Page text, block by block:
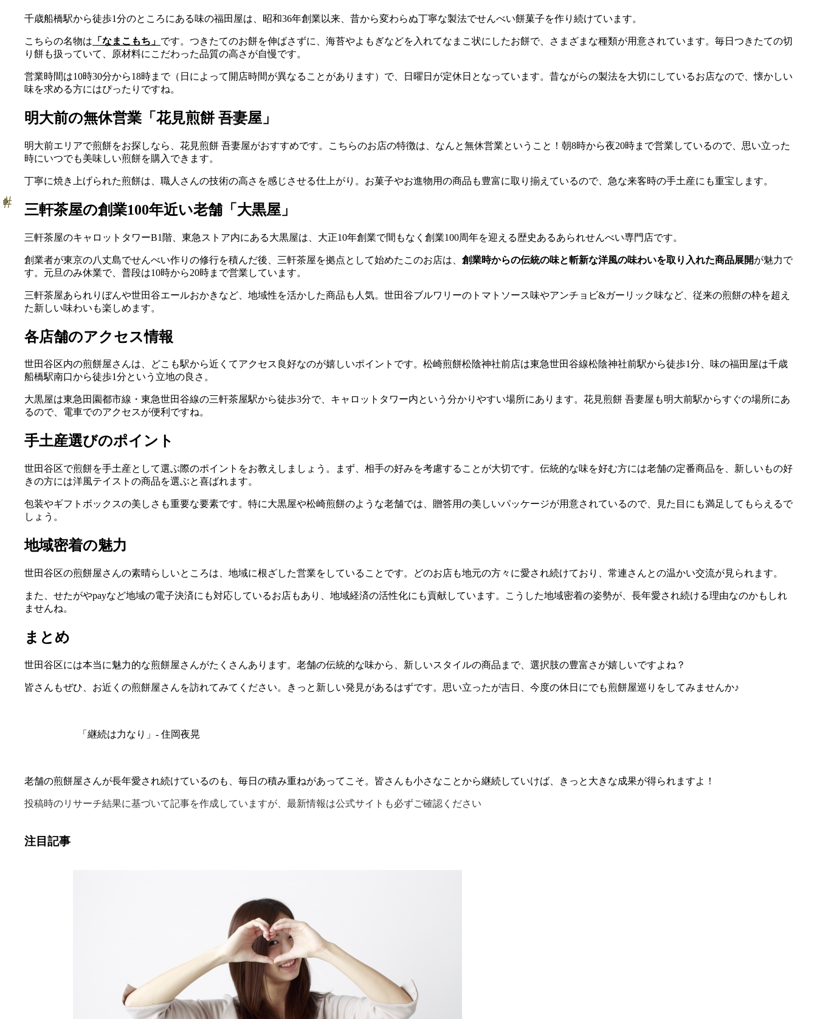
千歳船橋駅から徒歩1分のところにある味の福田屋は、昭和36年創業以来、昔から変わらぬ丁寧な製法でせんべい餅菓子を作り続けています。
こちらの名物は 「なまこもち」 です。つきたてのお餅を伸ばさずに、海苔やよもぎなどを入れてなまこ状にしたお餅で、さまざまな種類が用意されています。毎日つきたての切
り餅も扱っていて、原材料にこだわった品質の高さが自慢です。
営業時間は10時30分から18時まで（日によって開店時間が異なることがあります）で、日曜日が定休日となっています。昔ながらの製法を大切にしているお店なので、懐かしい
味を求める方にはぴったりですね。
明大前の無休営業「花見煎餅 吾妻屋」
明大前エリアで煎餅をお探しなら、花見煎餅 吾妻屋がおすすめです。こちらのお店の特徴は、なんと無休営業ということ！朝8時から夜20時まで営業しているので、思い立った
時にいつでも美味しい煎餅を購入できます。
丁寧に焼き上げられた煎餅は、職人さんの技術の高さを感じさせる仕上がり。お菓子やお進物用の商品も豊富に取り揃えているので、急な来客時の手土産にも重宝します。
三軒茶屋の創業100年近い老舗「大黒屋」
三軒茶屋のキャロットタワーB1階、東急ストア内にある大黒屋は、大正10年創業で間もなく創業100周年を迎える歴史あるあられせんべい専門店です。
創業者が東京の八丈島でせんべい作りの修行を積んだ後、三軒茶屋を拠点として始めたこのお店は、 創業時からの伝統の味と斬新な洋風の味わいを取り入れた商品展開が魅力で
す。元旦のみ休業で、普段は10時から20時まで営業しています。
三軒茶屋あられりぼんや世田谷エールおかきなど、地域性を活かした商品も人気。世田谷ブルワリーのトマトソース味やアンチョビ&ガーリック味など、従来の煎餅の枠を超え
た新しい味わいも楽しめます。
各店舗のアクセス情報
世田谷区内の煎餅屋さんは、どこも駅から近くてアクセス良好なのが嬉しいポイントです。松崎煎餅松陰神社前店は東急世田谷線松陰神社前駅から徒歩1分、味の福田屋は千歳
船橋駅南口から徒歩1分という立地の良さ。
大黒屋は東急田園都市線・東急世田谷線の三軒茶屋駅から徒歩3分で、キャロットタワー内という分かりやすい場所にあります。花見煎餅 吾妻屋も明大前駅からすぐの場所にあ
るので、電車でのアクセスが便利ですね。
手土産選びのポイント
世田谷区で煎餅を手土産として選ぶ際のポイントをお教えしましょう。まず、相手の好みを考慮することが大切です。伝統的な味を好む方には老舗の定番商品を、新しいもの好
きの方には洋風テイストの商品を選ぶと喜ばれます。
包装やギフトボックスの美しさも重要な要素です。特に大黒屋や松崎煎餅のような老舗では、贈答用の美しいパッケージが用意されているので、見た目にも満足してもらえるで
しょう。
地域密着の魅力
世田谷区の煎餅屋さんの素晴らしいところは、地域に根ざした営業をしていることです。どのお店も地元の方々に愛され続けており、常連さんとの温かい交流が見られます。
また、せたがやpayなど地域の電子決済にも対応しているお店もあり、地域経済の活性化にも貢献しています。こうした地域密着の姿勢が、長年愛され続ける理由なのかもしれ
ませんね。
まとめ
世田谷区には本当に魅力的な煎餅屋さんがたくさんあります。老舗の伝統的な味から、新しいスタイルの商品まで、選択肢の豊富さが嬉しいですよね？
皆さんもぜひ、お近くの煎餅屋さんを訪れてみてください。きっと新しい発見があるはずです。思い立ったが吉日、今度の休日にでも煎餅屋巡りをしてみませんか♪
「継続は力なり」- 住岡夜晃
老舗の煎餅屋さんが長年愛され続けているのも、毎日の積み重ねがあってこそ。皆さんも小さなことから継続していけば、きっと大きな成果が得られますよ！
投稿時のリサーチ結果に基づいて記事を作成していますが、最新情報は公式サイトも必ずご確認ください
注目記事